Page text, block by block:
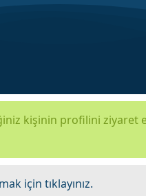
kişinin profilini ziyaret
için tıklayınız.